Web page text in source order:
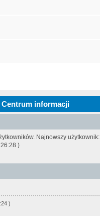
informacji
Najnowszy użytkownik:
)
)